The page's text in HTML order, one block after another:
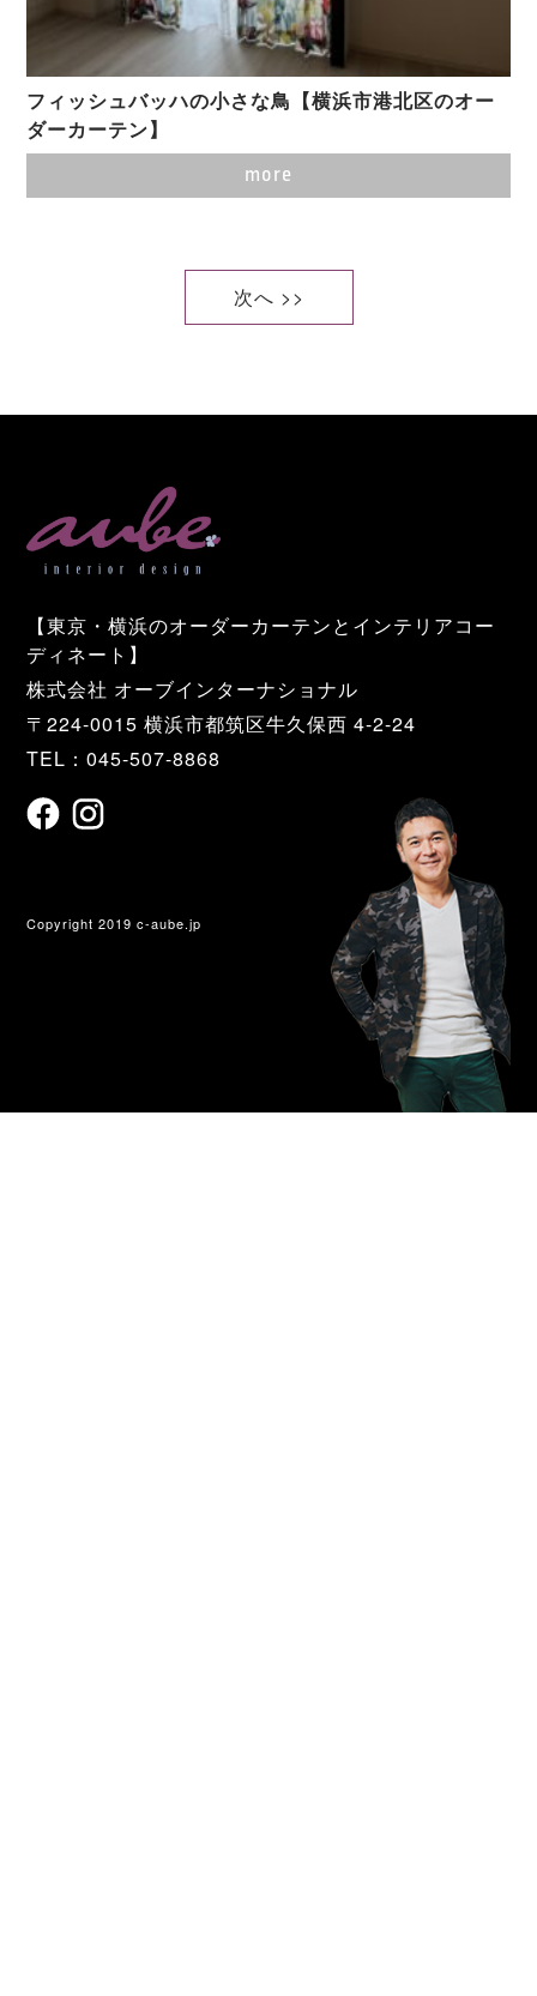
フィッシュバッハの小さな鳥【横浜市港北区のオー
ダーカーテン】
more
次へ >>
【東京・横浜のオーダーカーテンとインテリアコー
ディネート】
株式会社 オーブインターナショナル
〒224-0015 横浜市都筑区牛久保西 4-2-24
TEL：045-507-8868
Copyright 2019 c-aube.jp